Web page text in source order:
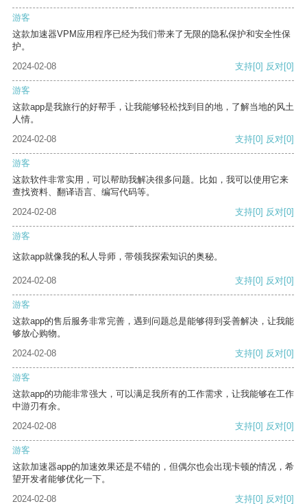
游客
这款加速器VPM应用程序已经为我们带来了无限的隐私保护和安全性保
护。
2024-02-08
支持[0] 反对[0]
游客
这款app是我旅行的好帮手，让我能够轻松找到目的地，了解当地的风土
人情。
2024-02-08
支持[0] 反对[0]
游客
这款软件非常实用，可以帮助我解决很多问题。比如，我可以使用它来
查找资料、翻译语言、编写代码等。
2024-02-08
支持[0] 反对[0]
游客
这款app就像我的私人导师，带领我探索知识的奥秘。
2024-02-08 支持[0] 反对[0]
游客
这款app的售后服务非常完善，遇到问题总是能够得到妥善解决，让我能
够放心购物。
2024-02-08
支持[0] 反对[0]
游客
这款app的功能非常强大，可以满足我所有的工作需求，让我能够在工作
中游刃有余。
2024-02-08
支持[0] 反对[0]
游客
这款加速器app的加速效果还是不错的，但偶尔也会出现卡顿的情况，希
望开发者能够优化一下。
2024-02-08
支持[0] 反对[0]